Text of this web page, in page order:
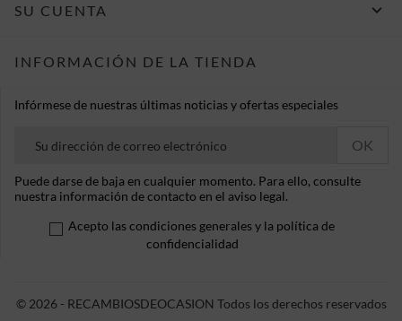
SU CUENTA 
INFORMACIÓN DE LA TIENDA
Infórmese de nuestras últimas noticias y ofertas especiales
Puede darse de baja en cualquier momento. Para ello, consulte
nuestra información de contacto en el aviso legal.
Acepto las condiciones generales y la política de
confidencialidad
© 2026 - RECAMBIOSDEOCASION Todos los derechos reservados